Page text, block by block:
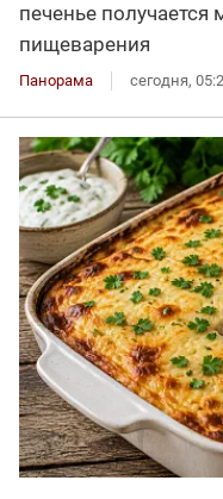
печенье
пищеварения
Панорама сегодня,